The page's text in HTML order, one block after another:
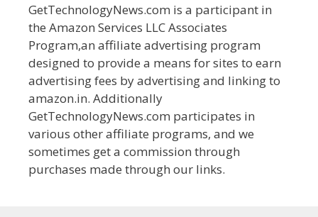
GetTechnologyNews.com is a participant in
the Amazon Services LLC Associates
Program,an affiliate advertising program
designed to provide a means for sites to earn
advertising fees by advertising and linking to
amazon.in. Additionally
GetTechnologyNews.com participates in
various other affiliate programs, and we
sometimes get a commission through
purchases made through our links.